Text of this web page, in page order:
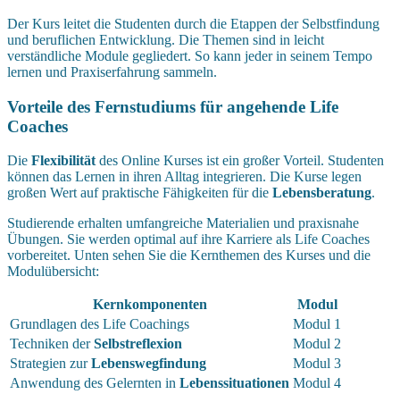
Der Kurs leitet die Studenten durch die Etappen der Selbstfindung
und beruflichen Entwicklung. Die Themen sind in leicht
verständliche Module gegliedert. So kann jeder in seinem Tempo
lernen und Praxiserfahrung sammeln.
Vorteile des Fernstudiums für angehende Life
Coaches
Die Flexibilität des Online Kurses ist ein großer Vorteil. Studenten
können das Lernen in ihren Alltag integrieren. Die Kurse legen
großen Wert auf praktische Fähigkeiten für die Lebensberatung.
Studierende erhalten umfangreiche Materialien und praxisnahe
Übungen. Sie werden optimal auf ihre Karriere als Life Coaches
vorbereitet. Unten sehen Sie die Kernthemen des Kurses und die
Modulübersicht:
Kernkomponenten
Modul
Grundlagen des Life Coachings
Modul 1
Techniken derSelbstreflexion
Modul 2
Strategien zurLebenswegfindung
Modul 3
Anwendung des Gelernten in Lebenssituationen Modul 4